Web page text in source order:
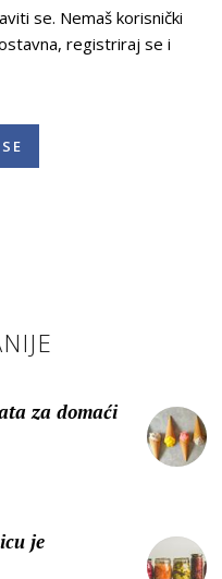
se. Nemaš korisnički
registriraj se i
za domaći
je